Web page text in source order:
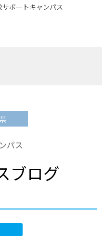
ポートキャンパス
パス
ブログ